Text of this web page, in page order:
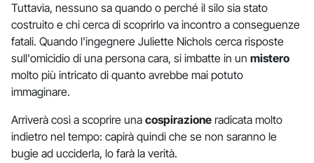
Tuttavia, nessuno sa quando o perché il silo sia stato
costruito e chi cerca di scoprirlo va incontro a conseguenze
fatali. Quando l'ingegnere Juliette Nichols cerca risposte
sull'omicidio di una persona cara, si imbatte in un mistero
molto più intricato di quanto avrebbe mai potuto
immaginare.
Arriverà così a scoprire una cospirazione radicata molto
indietro nel tempo: capirà quindi che se non saranno le
bugie ad ucciderla, lo farà la verità.